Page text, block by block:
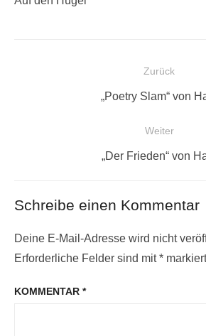
BeitragsnavigationZurück
Vorheriger
„Poetry Slam“ von
Weiter
Nächster
„Der Frieden“ von
Schreibe einen Kommentar
Deine E-Mail-Adresse wird nicht
Erforderliche Felder sind mit* markiert
KOMMENTAR *